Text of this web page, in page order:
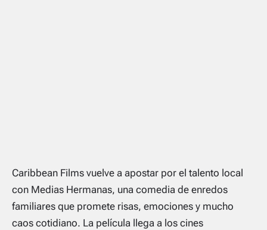
Caribbean Films vuelve a apostar por el talento local
con Medias Hermanas, una comedia de enredos
familiares que promete risas, emociones y mucho
caos cotidiano. La película llega a los cines